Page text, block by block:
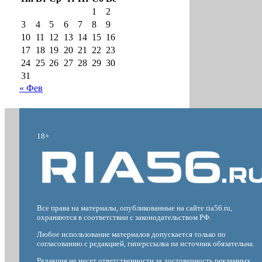
1
2
3
4 5 6 7 8
9
10 11 12 13 14 15 16
17 18 19 20 21 22 23
24 25 26 27 28 29 30
31
« Фев
18+
Все права на материалы, опубликованные на сайте ria56.ru,
охраняются в соответствии с законодательством РФ.
Любое использование материалов допускается только по
согласованию с редакцией, гиперссылка на источник обязательна.